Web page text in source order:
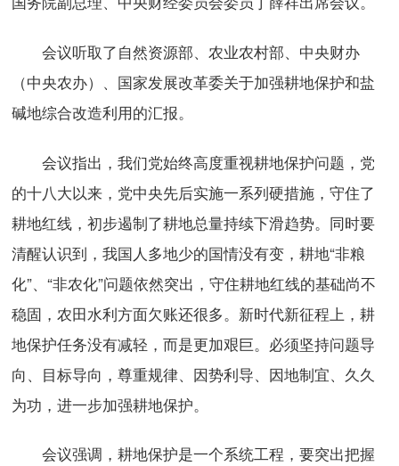
会议听取了自然资源部、农业农村部、中央财办
（中央农办）、国家发展改革委关于加强耕地保护和盐
碱地综合改造利用的汇报。
会议指出，我们党始终高度重视耕地保护问题，党
的十八大以来，党中央先后实施一系列硬措施，守住了
耕地红线，初步遏制了耕地总量持续下滑趋势。同时要
清醒认识到，我国人多地少的国情没有变，耕地“非粮
化”、“非农化”问题依然突出，守住耕地红线的基础尚不
稳固，农田水利方面欠账还很多。新时代新征程上，耕
地保护任务没有减轻，而是更加艰巨。必须坚持问题导
向、目标导向，尊重规律、因势利导、因地制宜、久久
为功，进一步加强耕地保护。
会议强调，耕地保护是一个系统工程，要突出把握